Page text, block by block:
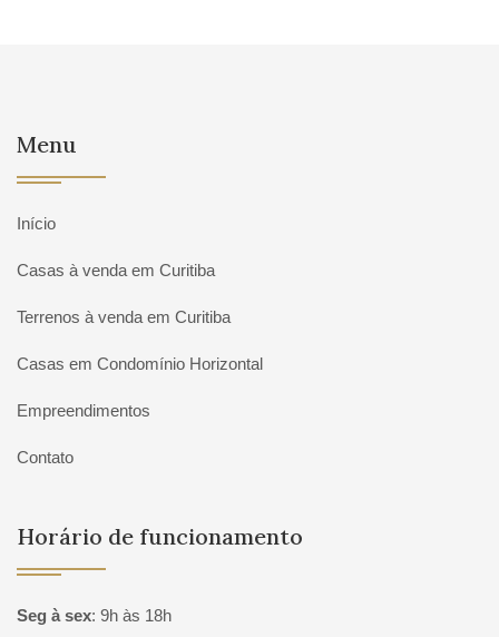
Menu
Início
Casas à venda em Curitiba
Terrenos à venda em Curitiba
Casas em Condomínio Horizontal
Empreendimentos
Contato
Horário de funcionamento
Seg à sex: 9h às 18h